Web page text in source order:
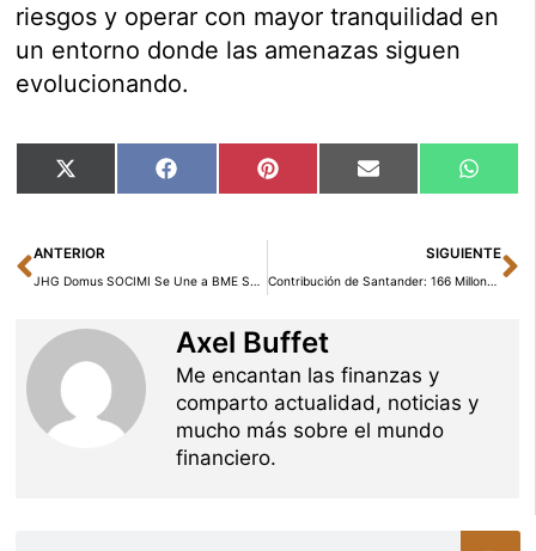
riesgos y operar con mayor tranquilidad en
un entorno donde las amenazas siguen
evolucionando.
Compartir
en
X
(Twitter)
Compartir
en
Facebook Compartir
en
Pinterest Compartir
en
Email
en
Ant
ANTERIOR
JHG Domus SOCIMI Se Une a BME Scaleup el 13 de Marzo
SIGUIENTE
Contribución de Santander: 166 Millones de Euros para Beneficiar a 5 Millones de Personas
Axel Buffet
Me encantan las finanzas y
comparto actualidad, noticias y
mucho más sobre el mundo
financiero.